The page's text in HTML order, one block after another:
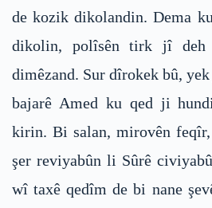
de kozik dikolandin. Dema
dikolin, polîsên tirk jî deh
dimêzand. Sur dîrokek bû,
bajarê Amed ku qed ji
kirin. Bi salan, mirovên
şer reviyabûn li Sûrê
wî taxê qedîm de bi nane